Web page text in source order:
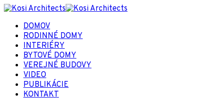
DOMOV
RODINNÉ DOMY
INTERIÉRY
BYTOVÉ DOMY
VEREJNÉ BUDOVY
VIDEO
PUBLIKÁCIE
KONTAKT